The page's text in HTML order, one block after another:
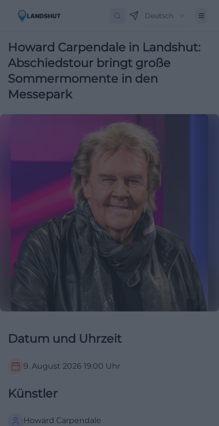
Deutsch
Howard Carpendale in Landshut:
Abschiedstour bringt große
Sommermomente in den
Messepark
Datum und Uhrzeit
9. August 2026 19:00 Uhr
Künstler
Howard Carpendale